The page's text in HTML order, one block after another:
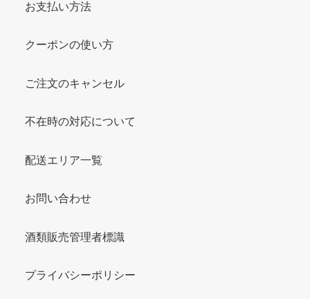
お支払い方法
クーポンの使い方
ご注文のキャンセル
不在時の対応について
配送エリア一覧
お問い合わせ
酒類販売管理者標識
プライバシーポリシー